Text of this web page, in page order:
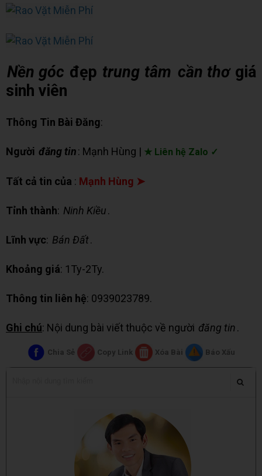
Nền góc đẹp trung tâm cần thơ giá
sinh viên
Thông Tin Bài Đăng:
Người đăng tin: Mạnh Hùng | ★ Liên hệ Zalo ✓
Tất cả tin của : Mạnh Hùng ➤
Tỉnh thành: Ninh Kiều.
Lĩnh vực: Bán Đất.
Khoảng giá: 1Ty-2Ty.
Thông tin liên hệ: 0939023789.
Ghi chú: Nội dung bài viết thuộc về người đăng tin.
Chia Sẻ Copy Link Xóa Bài Báo Xấu